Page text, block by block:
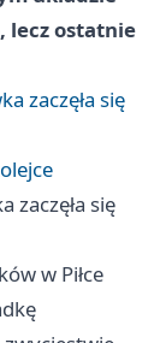
lecz ostatnie
zaczęła się
zaczęła się
w Piłce